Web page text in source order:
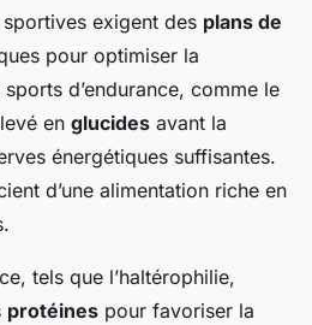
exigent des plans de
pour optimiser la
d’endurance, comme le
en glucides avant la
énergétiques suffisantes.
d’une alimentation riche en
tels que l’haltérophilie,
protéines pour favoriser la